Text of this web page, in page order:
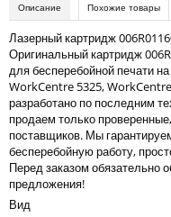
Kodak
Konica Minolta
Kyocera
Lexmark
OKI
Panasonic
Описание Похожие товары
Лазерный картридж
Оригинальный картридж
для бесперебойной печати
WorkCentre 5325,
разработано по последним
продаем только
поставщиков. Мы
бесперебойную работу,
Перед заказом обязательно
предложения!
Вид